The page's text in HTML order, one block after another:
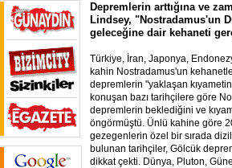
Depremlerin arttığına ve
Lindsey, "Nostradamus'un
geleceğine dair kehaneti
Türkiye, İran, Japonya,
kahin Nostradamus'un
depremlerin "yaklaşan
konuşan bazı tarihçilere göre
depremlerin beklediğini ve
öngörmüştü. Ünlü kahine göre
gezegenlerin özel bir sırada
bulunan tarihçiler, Gölcük
dikkat çekti. Dünya, Pluton,